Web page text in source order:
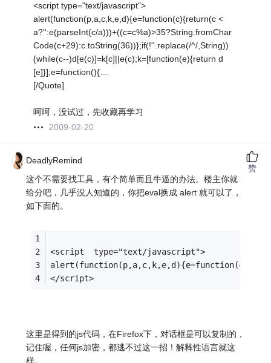
<script type="text/javascript">
alert(function(p,a,c,k,e,d){e=function(c){return(c <
a?'':e(parseInt(c/a)))+((c=c%a)>35?String.fromChar
Code(c+29):c.toString(36))};if(!''.replace(/^/,String))
{while(c--)d[e(c)]=k[c]||e(c);k=[function(e){return d
[e]}];e=function(){…
[/Quote]
呵呵，没试过，先收藏再学习
2009-02-20
DeadlyRemind
这个不需要找工具，有个简单而且牛逼的办法。楼主你就
给分吧，几乎没人知道的，你把eval换成 alert 就可以了，
如下面的。
<script  type="text/javascript">
</script>
这里是得到的js代码，在Firefox下，对话框是可以复制的，
记住喔，任何js加密，都逃不过这一招！解释性语言就这
样。
赞